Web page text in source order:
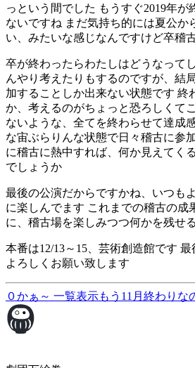
っという間でした もうすぐ2019年が
ないですね まだ気持ち的には夏公か
い、みたいな感じなんですけど卒稽
卒が終わったらわたしはどうなって
んやり考えたりもするのですが、結
加することしか出来ない状態です 終
か、考えるのがちょっと恐ろしくて
ないような、全てを終わらせて達成
な宙ぶらりんな状態で日々稽古に参
に稽古に熱中すれば、何か見えてく
でしょうか
最後の公演だからですかね、いつも
に楽しんでます これまでの稽古の成
に、稽古場を楽しみつつ何かを残せ
本番は12/13～15、芸術創造館です
よろしくお願い致します
０かぁ～ 一覧表示もう11月終わりな